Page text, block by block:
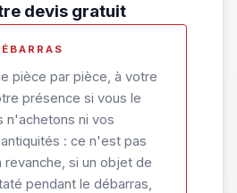
devis gratuit
pièce par pièce, à votre
présence si vous le
n'achetons ni vos
: ce n'est pas
revanche, si un objet de
pendant le débarras,